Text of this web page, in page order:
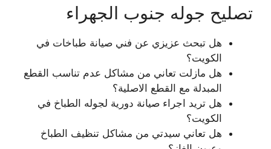
تصليح جوله جنوب الجهراء
هل تبحث عزيزي عن فني صيانة طباخات في
الكويت؟
هل مازلت تعاني من مشاكل عدم تناسب القطع
المبدلة مع القطع الاصلية؟
هل تريد اجراء صيانة دورية لجوله الطباخ في
الكويت؟
هل تعاني سيدتي من مشاكل تنظيف الطباخ